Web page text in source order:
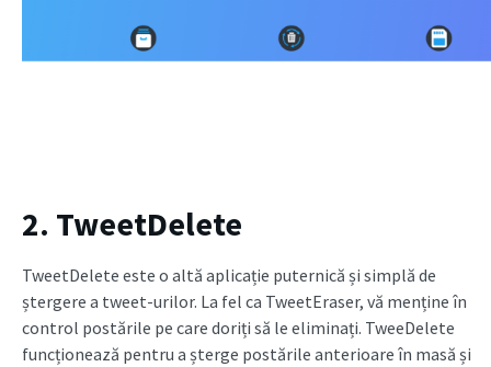
2. TweetDelete
TweetDelete este o altă aplicație puternică și simplă de
ștergere a tweet-urilor. La fel ca TweetEraser, vă menține în
control postările pe care doriți să le eliminați. TweeDelete
funcționează pentru a șterge postările anterioare în masă și